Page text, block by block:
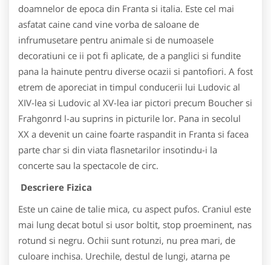
doamnelor de epoca din Franta si italia. Este cel mai
asfatat caine cand vine vorba de saloane de
infrumusetare pentru animale si de numoasele
decoratiuni ce ii pot fi aplicate, de a panglici si fundite
pana la hainute pentru diverse ocazii si pantofiori. A fost
etrem de aporeciat in timpul conducerii lui Ludovic al
XIV-lea si Ludovic al XV-lea iar pictori precum Boucher si
Frahgonrd l-au suprins in picturile lor. Pana in secolul
XX a devenit un caine foarte raspandit in Franta si facea
parte char si din viata flasnetarilor insotindu-i la
concerte sau la spectacole de circ.
Descriere Fizica
Este un caine de talie mica, cu aspect pufos. Craniul este
mai lung decat botul si usor boltit, stop proeminent, nas
rotund si negru. Ochii sunt rotunzi, nu prea mari, de
culoare inchisa. Urechile, destul de lungi, atarna pe